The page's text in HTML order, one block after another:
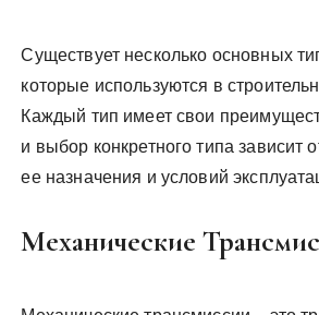
Существует несколько основных
которые используются в
Каждый тип имеет свои
и выбор конкретного типа зависит
ее назначения и условий
Механические